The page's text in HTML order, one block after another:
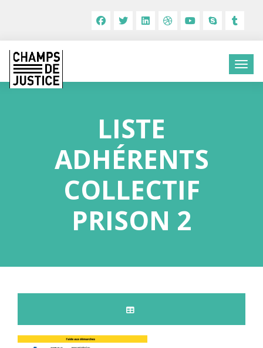
LISTE
ADHÉRENTS
COLLECTIF
PRISON 2